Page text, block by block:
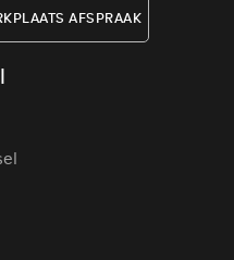
AFSPRAAK